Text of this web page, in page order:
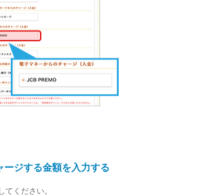
ジする金額を入力する
てください。